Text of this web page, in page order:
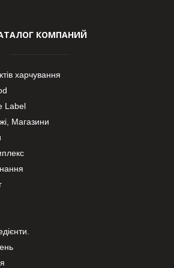
КОМПАНИЙ
харчування
Label
Магазини